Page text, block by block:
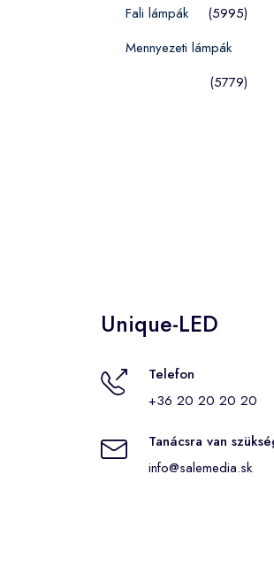
Fali lámpák
(5995)
Mennyezeti lámpák
(5779)
Unique-LED
Telefon
+36 20 20 20 20
Tanácsra van
info@salemedia.sk